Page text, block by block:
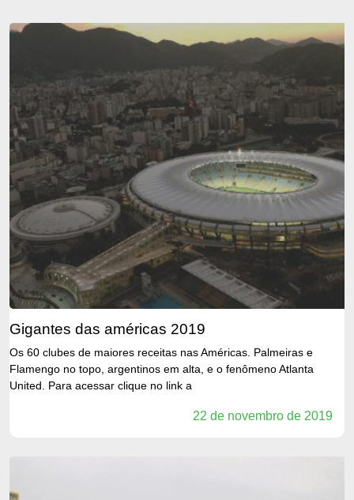
gigantes das américas 2019
Os 60 clubes de maiores receitas nas Américas. Palmeiras e
Flamengo no topo, argentinos em alta, e o fenômeno Atlanta
United. Para acessar clique no link a
22 de novembro de 2019